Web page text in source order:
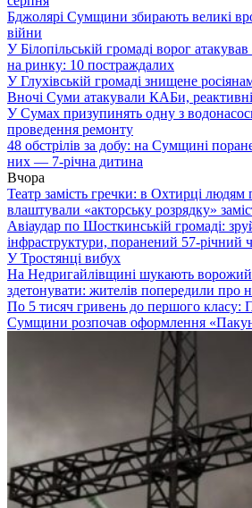
Бджолярі Сумщини збирають великі
війни
У Білопільській громаді ворог
на ринку: 10 постраждалих
У Глухівській громаді знищене
Вночі Суми атакували КАБи,
У Сумах призупинять одну з
проведення ремонту
48 обстрілів за добу: на Сумщині
них — 7-річна дитина
Вчора
Театр замість гречки: в Охтирці людям
влаштували «акторську розрядку»
Авіаудар по Шосткинській громаді:
інфраструктури, поранений 57-річний
У Тростянці вибух
На Недригайлівщині шукають
здетонувати: жителів попередили про
По 5 тисяч гривень до першого класу:
Сумщини розпочав оформлення